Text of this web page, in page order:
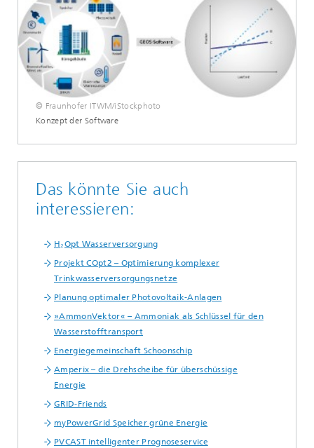
© Fraunhofer ITWM/iStockphoto
Konzept der Software
Das könnte Sie auch
interessieren:
H₂Opt Wasserversorgung
Projekt COpt2 – Optimierung komplexer
Trinkwasserversorgungsnetze
Planung optimaler Photovoltaik-Anlagen
»AmmonVektor« – Ammoniak als Schlüssel für den
Wasserstofftransport
Energiegemeinschaft Schoonschip
Amperix – die Drehscheibe für überschüssige
Energie
GRID-Friends
myPowerGrid Speicher grüne Energie
PVCAST intelligenter Prognoseservice